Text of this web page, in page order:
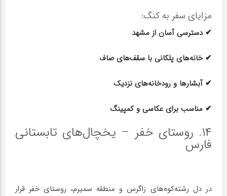
مزایای سفر به کنگ:
✔ دسترسی آسان از مشهد
✔ خانه‌های پلکانی با سقف‌های صاف
✔ آبشارها و رودخانه‌های نزدیک
✔ مناسب برای عکاسی و کمپینگ
۱۴. روستای خفر – یخچال‌های تابستانی
فارس
در دل رشته‌کوه‌های زاگرس و منطقه سمیرم، روستای خفر قرار